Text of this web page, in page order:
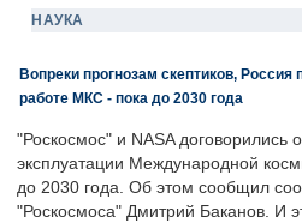
НАУКА
Вопреки прогнозам скептиков, Россия
работе МКС - пока до 2030 года
"Роскосмос" и NASA договорились
эксплуатации Международной
до 2030 года. Об этом сообщил
"Роскосмоса" Дмитрий Баканов. И